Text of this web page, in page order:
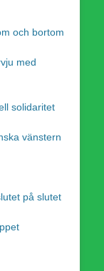
och bortom
med
solidaritet
vänstern
på slutet